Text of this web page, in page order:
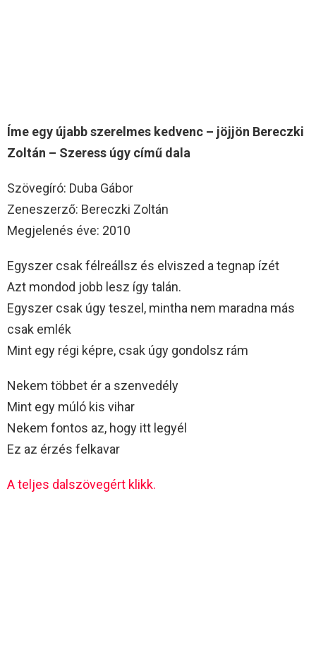
Íme egy újabb szerelmes kedvenc – jöjjön Bereczki
Zoltán – Szeress úgy című dala
Szövegíró: Duba Gábor
Zeneszerző: Bereczki Zoltán
Megjelenés éve: 2010
Egyszer csak félreállsz és elviszed a tegnap ízét
Azt mondod jobb lesz így talán.
Egyszer csak úgy teszel, mintha nem maradna más
csak emlék
Mint egy régi képre, csak úgy gondolsz rám
Nekem többet ér a szenvedély
Mint egy múló kis vihar
Nekem fontos az, hogy itt legyél
Ez az érzés felkavar
A teljes dalszövegért klikk.